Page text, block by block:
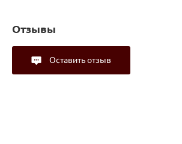
Отзывы
Оставить отзыв